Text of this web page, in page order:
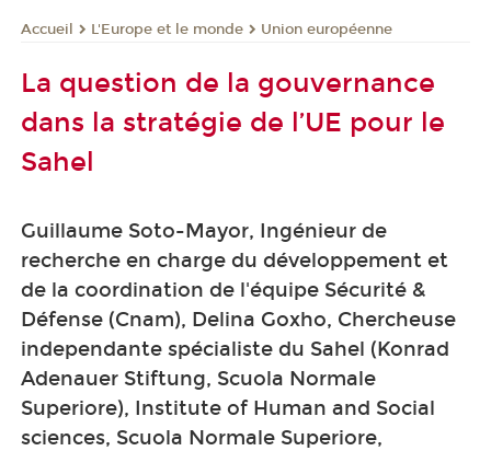
Accueil L'Europe et le monde Union européenne
La question de la gouvernance
dans la stratégie de l’UE pour le
Sahel
Guillaume Soto-Mayor, Ingénieur de
recherche en charge du développement et
de la coordination de l'équipe Sécurité &
Défense (Cnam), Delina Goxho, Chercheuse
independante spécialiste du Sahel (Konrad
Adenauer Stiftung, Scuola Normale
Superiore), Institute of Human and Social
sciences, Scuola Normale Superiore,